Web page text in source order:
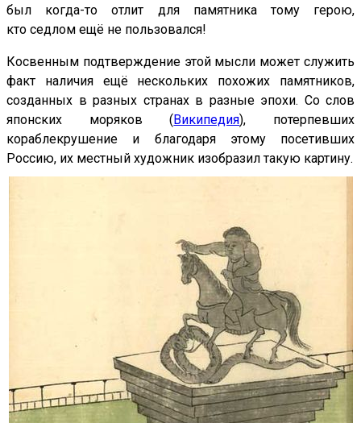
был когда-то отлит для памятника тому герою,
кто седлом ещё не пользовался!
Косвенным подтверждение этой мысли может служить
факт наличия ещё нескольких похожих памятников,
созданных в разных странах в разные эпохи. Со слов
японских моряков ( Википедия), потерпевших
кораблекрушение и благодаря этому посетивших
Россию, их местный художник изобразил такую картину.